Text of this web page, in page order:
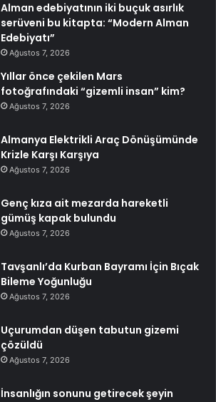
Alman edebiyatının iki buçuk asırlık
serüveni bu kitapta: “Modern Alman
Edebiyatı”
Ağustos 7, 2026
Yıllar önce çekilen Mars
fotoğrafındaki “gizemli insan” kim?
Ağustos 7, 2026
Almanya Elektrikli Araç Dönüşümünde
Krizle Karşı Karşıya
Ağustos 7, 2026
Genç kıza ait mezarda hareketli
gümüş kapak bulundu
Ağustos 7, 2026
Tavşanlı’da Kurban Bayramı İçin Bıçak
Bileme Yoğunluğu
Ağustos 7, 2026
Uçurumdan düşen tabutun gizemi
çözüldü
Ağustos 7, 2026
İnsanlığın sonunu getirecek şeyin